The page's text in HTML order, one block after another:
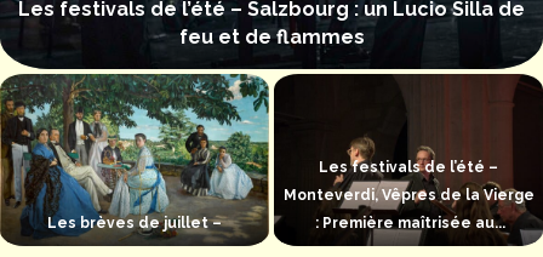
Les festivals de l’été – Salzbourg : un Lucio Silla de
feu et de flammes
Les brèves de juillet –
Les festivals de l’été –
Monteverdi, Vêpres de la Vierge
: Première maîtrisée au...